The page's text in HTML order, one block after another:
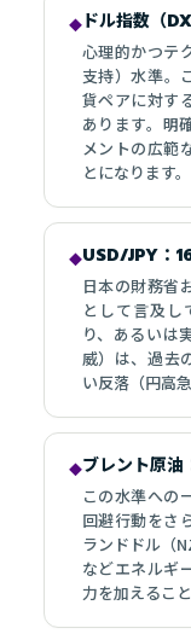
◆ドル指数（
心理的かつテ
支持）水準。
貨ペアに対す
あります。明
メントの広範
とになります。
◆USD/JPY：
日本の財務省
として言及
り、あるいは
威）は、過去
い反落（円高
◆ブレント原
この水準への
回避行動をさ
ランドドル（
などエネルギ
力を加えるこ